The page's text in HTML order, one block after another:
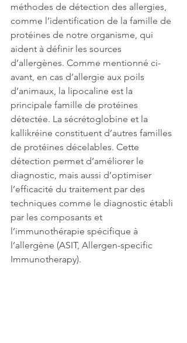
méthodes de détection des allergies,
comme l’identification de la famille de
protéines de notre organisme, qui
aident à définir les sources
d’allergènes. Comme mentionné ci-
avant, en cas d’allergie aux poils
d’animaux, la lipocaline est la
principale famille de protéines
détectée. La sécrétoglobine et la
kallikréine constituent d’autres familles
de protéines décelables. Cette
détection permet d’améliorer le
diagnostic, mais aussi d’optimiser
l’efficacité du traitement par des
techniques comme le diagnostic établi
par les composants et
l’immunothérapie spécifique à
l’allergène (ASIT, Allergen-specific
Immunotherapy).